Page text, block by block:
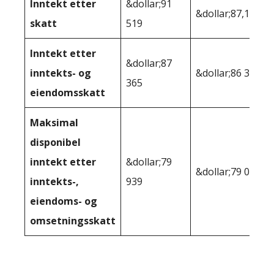
Inntekt etter
skatt
&dollar;91
519
&dollar;87,144
Inntekt etter
inntekts- og
eiendomsskatt
&dollar;87
365
&dollar;86 328
Maksimal
disponibel
inntekt etter
inntekts-,
eiendoms- og
omsetningsskatt
&dollar;79
939
&dollar;79 026